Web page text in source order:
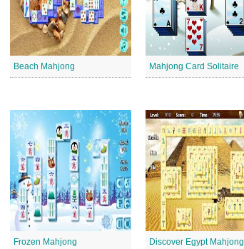
Beach Mahjong Mahjong Card Solitaire
Frozen Mahjong Discover Egypt Mahjong